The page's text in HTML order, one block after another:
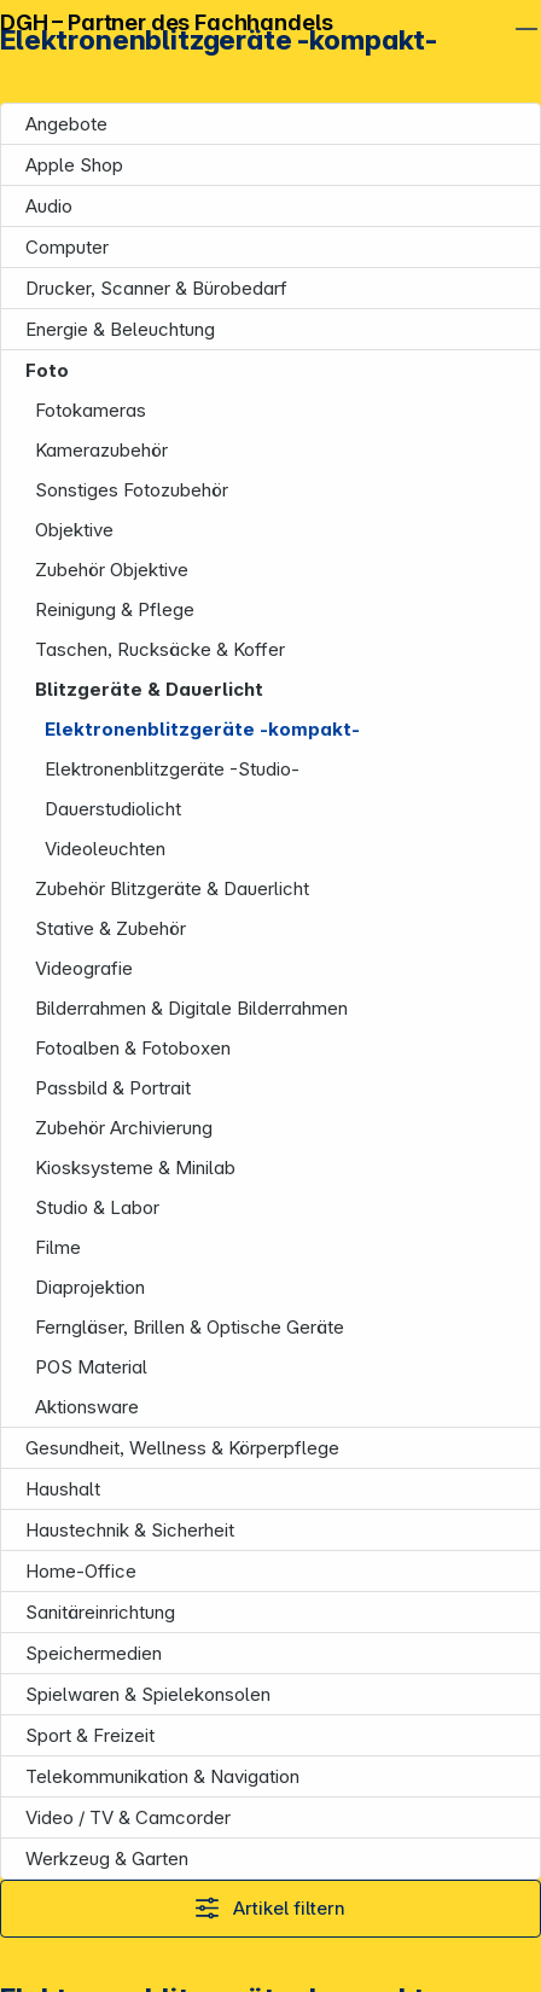
Elektronenblitzgeräte -kompakt-
Angebote
Apple Shop
Audio
Computer
Drucker, Scanner & Bürobedarf
Energie & Beleuchtung
Foto
Fotokameras
Kamerazubehör
Sonstiges Fotozubehör
Objektive
Zubehör Objektive
Reinigung & Pflege
Taschen, Rucksäcke & Koffer
Blitzgeräte & Dauerlicht
Elektronenblitzgeräte -kompakt-
Elektronenblitzgeräte -Studio-
Dauerstudiolicht
Videoleuchten
Zubehör Blitzgeräte & Dauerlicht
Stative & Zubehör
Videografie
Bilderrahmen & Digitale Bilderrahmen
Fotoalben & Fotoboxen
Passbild & Portrait
Zubehör Archivierung
Kiosksysteme & Minilab
Studio & Labor
Filme
Diaprojektion
Ferngläser, Brillen & Optische Geräte
POS Material
Aktionsware
Gesundheit, Wellness & Körperpflege
Haushalt
Haustechnik & Sicherheit
Home-Office
Sanitäreinrichtung
Speichermedien
Spielwaren & Spielekonsolen
Sport & Freizeit
Telekommunikation & Navigation
Video / TV & Camcorder
Werkzeug & Garten
Artikel filtern
DGH – Partner des Fachhandels
Unternehmen
Informationen